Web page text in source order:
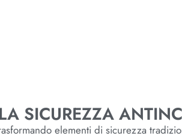
SICUREZZA
elementi di sicurezza